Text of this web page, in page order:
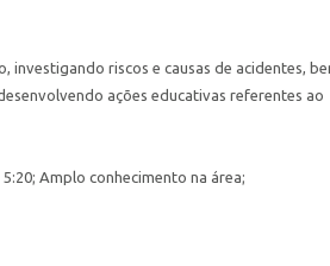
riscos e causas de acidentes,
ações educativas referentes ao
Amplo conhecimento na área;